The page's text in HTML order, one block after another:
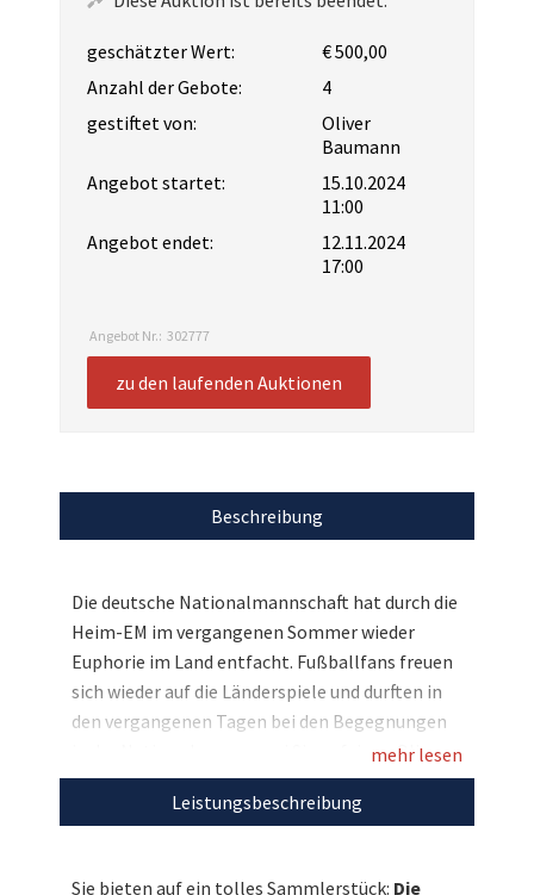
geschätzter Wert:
€ 500,00
Anzahl der Gebote:
4
gestiftet von:
Oliver
Baumann
Angebot startet:
15.10.2024
11:00
Angebot endet:
12.11.2024
17:00
Angebot Nr.: 302777
zu den laufenden Auktionen
Beschreibung
Die deutsche Nationalmannschaft hat durch die
Heim-EM im vergangenen Sommer wieder
Euphorie im Land entfacht. Fußballfans freuen
sich wieder auf die Länderspiele und durften in
den vergangenen Tagen bei den Begegnungen
in der Nations League zwei Siege feiern. Oliver
Baumann stand gegen die Niederlande als
Nummer 1 zwischen den Pfosten und sicherte
mehr lesen
Leistungsbeschreibung
Sie bieten auf ein tolles Sammlerstück: Die